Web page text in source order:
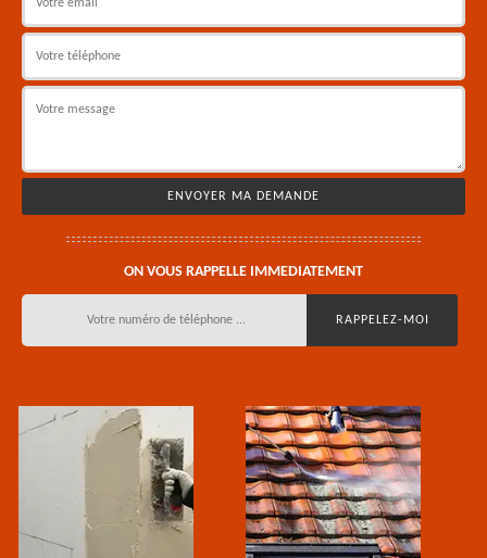
ON VOUS RAPPELLE IMMEDIATEMENT